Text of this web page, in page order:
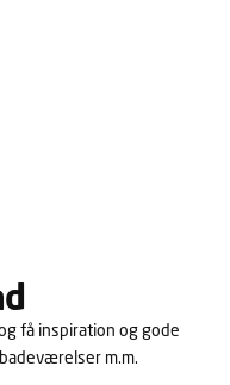
få inspiration og gode
m.m.